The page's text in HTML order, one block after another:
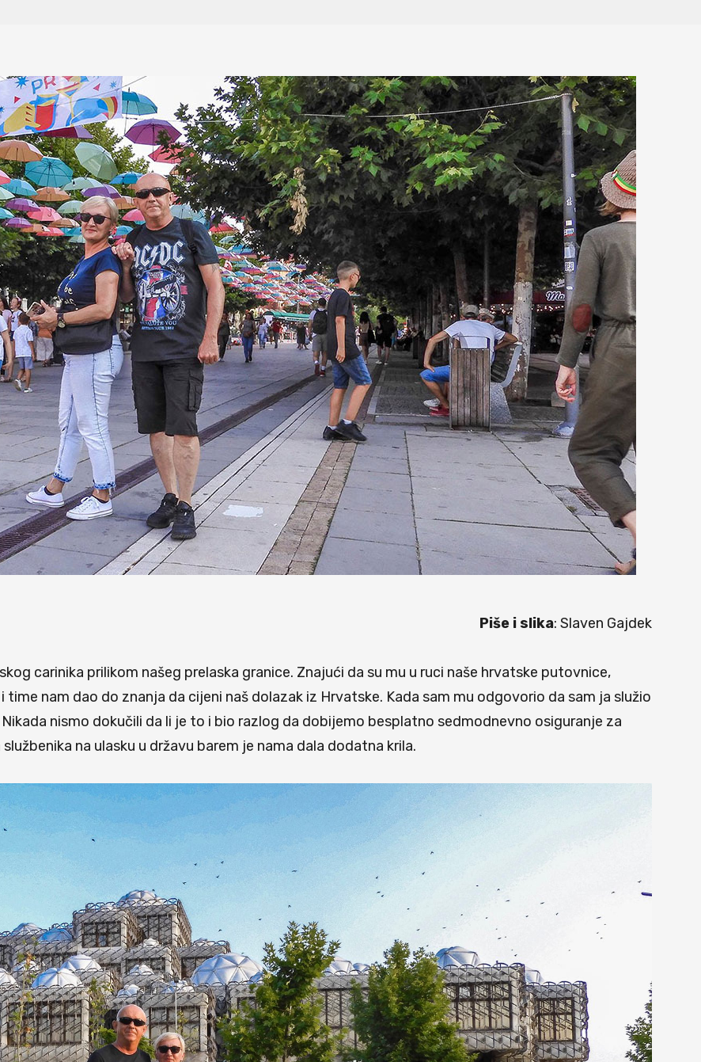
Piše i slika: Slaven Gajdek
carinika prilikom našeg prelaska granice. Znajući da su mu u ruci naše hrvatske putovnice,
i time nam dao do znanja da cijeni naš dolazak iz Hrvatske. Kada sam mu odgovorio da sam ja služio
nismo dokučili da li je to i bio razlog da dobijemo besplatno sedmodnevno osiguranje za
na ulasku u državu barem je nama dala dodatna krila.